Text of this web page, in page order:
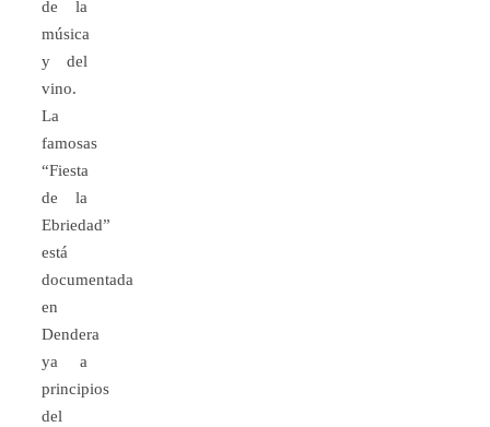
de la
música
y del
vino.
La
famosas
“Fiesta
de la
Ebriedad”
está
documentada
en
Dendera
ya a
principios
del